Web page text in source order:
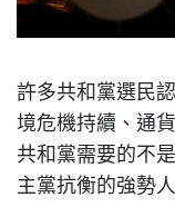
許多共和黨選民
境危機持續、通
共和黨需要的不
主黨抗衡的強勢